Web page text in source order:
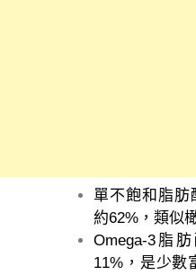
單不飽和脂肪
約62%，類似
Omega-3脂
11%，是少數